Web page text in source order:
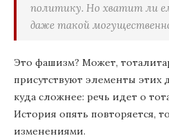
политику. Но хватит ли
даже такой
Это фашизм? Может,
присутствуют элементы этих
куда сложнее: речь идет о
История опять повторяется,
изменениями.